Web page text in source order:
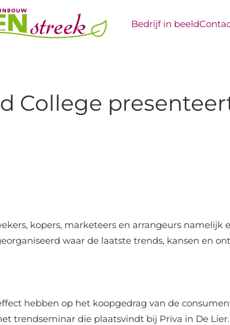
Bedrijf in beeld
College
kopers, marketeers en arrangeurs namelijk
waar de laatste trends, kansen en
hebben op het koopgedrag van de
trendseminar die plaatsvindt bij Priva in De Lier.